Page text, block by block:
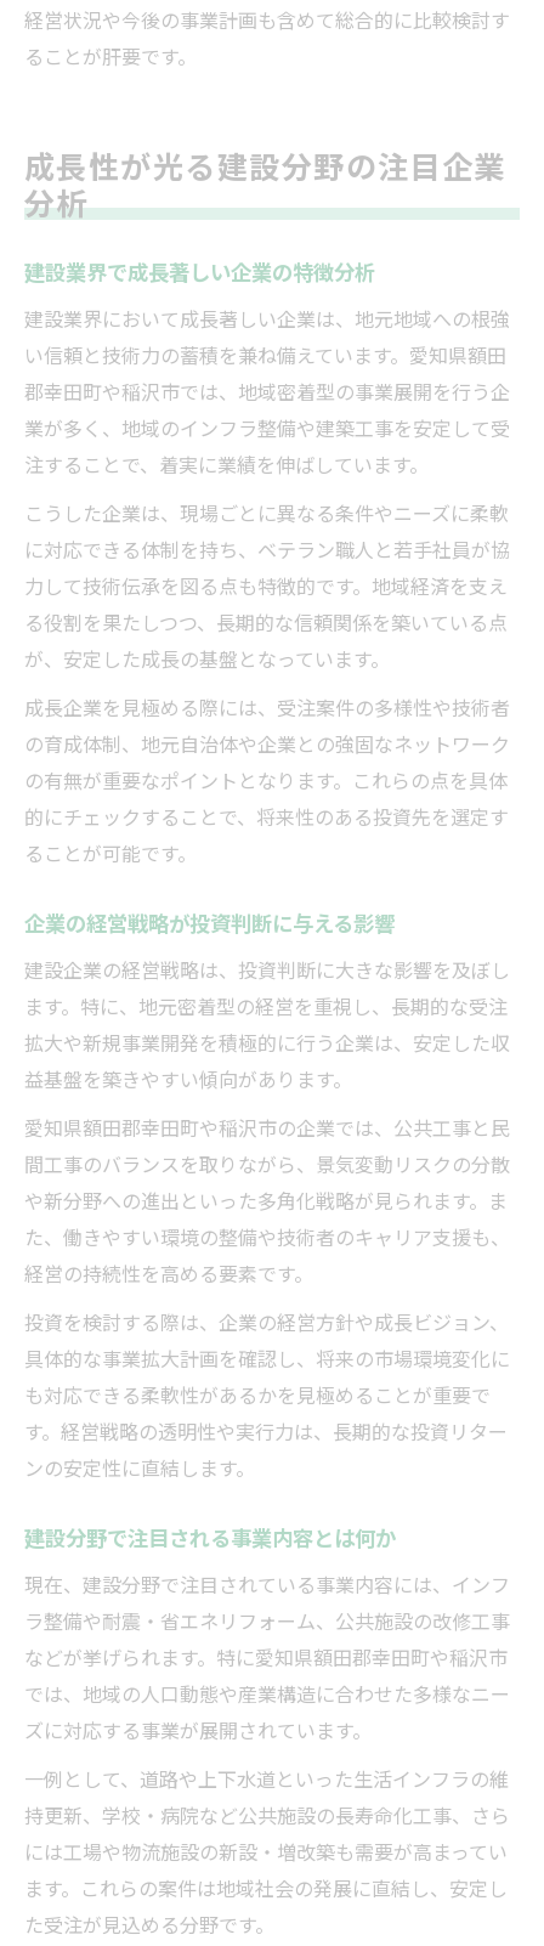
経営状況や今後の事業計画も含めて総合的に比較検討す
ることが肝要です。
成長性が光る建設分野の注目企業
分析
建設業界で成長著しい企業の特徴分析
建設業界において成長著しい企業は、地元地域への根強
い信頼と技術力の蓄積を兼ね備えています。愛知県額田
郡幸田町や稲沢市では、地域密着型の事業展開を行う企
業が多く、地域のインフラ整備や建築工事を安定して受
注することで、着実に業績を伸ばしています。
こうした企業は、現場ごとに異なる条件やニーズに柔軟
に対応できる体制を持ち、ベテラン職人と若手社員が協
力して技術伝承を図る点も特徴的です。地域経済を支え
る役割を果たしつつ、長期的な信頼関係を築いている点
が、安定した成長の基盤となっています。
成長企業を見極める際には、受注案件の多様性や技術者
の育成体制、地元自治体や企業との強固なネットワーク
の有無が重要なポイントとなります。これらの点を具体
的にチェックすることで、将来性のある投資先を選定す
ることが可能です。
企業の経営戦略が投資判断に与える影響
建設企業の経営戦略は、投資判断に大きな影響を及ぼし
ます。特に、地元密着型の経営を重視し、長期的な受注
拡大や新規事業開発を積極的に行う企業は、安定した収
益基盤を築きやすい傾向があります。
愛知県額田郡幸田町や稲沢市の企業では、公共工事と民
間工事のバランスを取りながら、景気変動リスクの分散
や新分野への進出といった多角化戦略が見られます。ま
た、働きやすい環境の整備や技術者のキャリア支援も、
経営の持続性を高める要素です。
投資を検討する際は、企業の経営方針や成長ビジョン、
具体的な事業拡大計画を確認し、将来の市場環境変化に
も対応できる柔軟性があるかを見極めることが重要で
す。経営戦略の透明性や実行力は、長期的な投資リター
ンの安定性に直結します。
建設分野で注目される事業内容とは何か
現在、建設分野で注目されている事業内容には、インフ
ラ整備や耐震・省エネリフォーム、公共施設の改修工事
などが挙げられます。特に愛知県額田郡幸田町や稲沢市
では、地域の人口動態や産業構造に合わせた多様なニー
ズに対応する事業が展開されています。
一例として、道路や上下水道といった生活インフラの維
持更新、学校・病院など公共施設の長寿命化工事、さら
には工場や物流施設の新設・増改築も需要が高まってい
ます。これらの案件は地域社会の発展に直結し、安定し
た受注が見込める分野です。